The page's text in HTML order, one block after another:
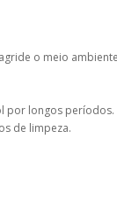
o meio
por longos períodos.
de limpeza.